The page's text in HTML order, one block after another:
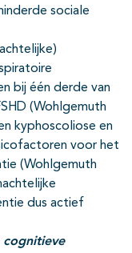
sociale
bij één derde van
(Wohlgemuth
kyphoscoliose en
voor het
(Wohlgemuth
dus actief
cognitieve